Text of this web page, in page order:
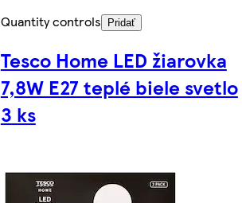
Quantity controls
Pridať
Tesco Home LED žiarovka
7,8W E27 teplé biele svetlo
3 ks